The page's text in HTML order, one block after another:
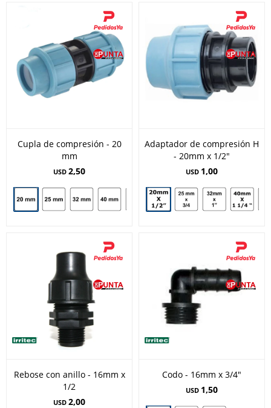
Cupla de compresión - 20
mm
USD 2,50
Adaptador de compresión H
- 20mm x 1/2"
USD 1,00
Rebose con anillo - 16mm x
1/2
USD 2,00
Codo - 16mm x 3/4"
USD 1,50